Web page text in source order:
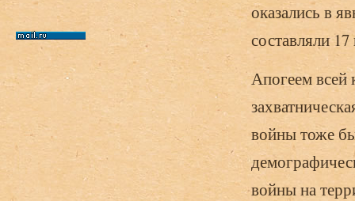
оказались в
составляли
Апогеем всей
войны тоже
войны на